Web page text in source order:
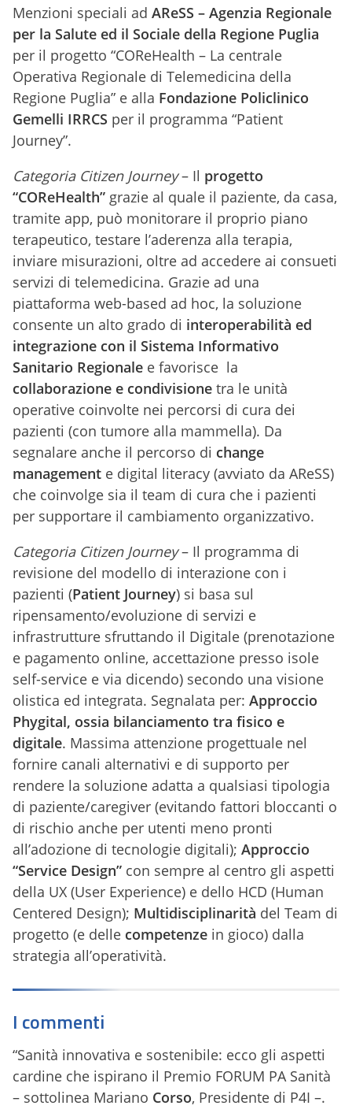
Menzioni speciali ad AReSS – Agenzia Regionale
per la Salute ed il Sociale della Regione Puglia
per il progetto “COReHealth – La centrale
Operativa Regionale di Telemedicina della
Regione Puglia” e alla Fondazione Policlinico
Gemelli IRRCS per il programma “Patient
Journey”.
Categoria Citizen Journey– Il progetto
“COReHealth” grazie al quale il paziente, da casa,
tramite app, può monitorare il proprio piano
terapeutico, testare l’aderenza alla terapia,
inviare misurazioni, oltre ad accedere ai consueti
servizi di telemedicina. Grazie ad una
piattaforma web-based ad hoc, la soluzione
consente un alto grado di interoperabilità ed
integrazione con il Sistema Informativo
Sanitario Regionale e favorisce la
collaborazione e condivisione tra le unità
operative coinvolte nei percorsi di cura dei
pazienti (con tumore alla mammella). Da
segnalare anche il percorso di change
management e digital literacy (avviato da AReSS)
che coinvolge sia il team di cura che i pazienti
per supportare il cambiamento organizzativo.
Categoria Citizen Journey– Il programma di
revisione del modello di interazione con i
pazienti (Patient Journey) si basa sul
ripensamento/evoluzione di servizi e
infrastrutture sfruttando il Digitale (prenotazione
e pagamento online, accettazione presso isole
self-service e via dicendo) secondo una visione
olistica ed integrata. Segnalata per: Approccio
Phygital, ossia bilanciamento tra fisico e
digitale. Massima attenzione progettuale nel
fornire canali alternativi e di supporto per
rendere la soluzione adatta a qualsiasi tipologia
di paziente/caregiver (evitando fattori bloccanti o
di rischio anche per utenti meno pronti
all’adozione di tecnologie digitali); Approccio
“Service Design” con sempre al centro gli aspetti
della UX (User Experience) e dello HCD (Human
Centered Design); Multidisciplinarità del Team di
progetto (e delle competenze in gioco) dalla
strategia all’operatività.
I commenti
“Sanità innovativa e sostenibile: ecco gli aspetti
cardine che ispirano il Premio FORUM PA Sanità
– sottolinea Mariano Corso, Presidente di P4I –.